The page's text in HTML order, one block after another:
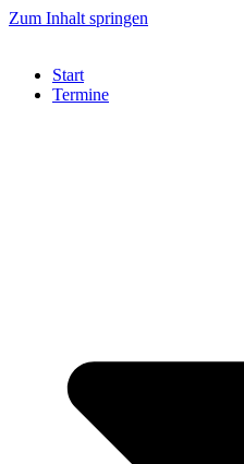
Zum Inhalt springen
Start
Termine